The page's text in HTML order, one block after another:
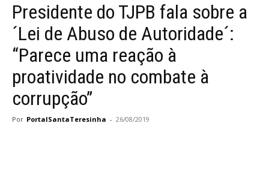
Presidente do TJPB fala sobre a
´Lei de Abuso de Autoridade´:
“Parece uma reação à
proatividade no combate à
corrupção”
Por PortalSantaTeresinha - 26/08/2019